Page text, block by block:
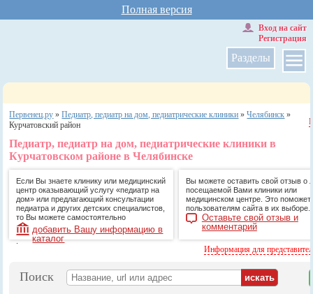
Полная версия
Разделы
Вход на сайт
Регистрация
Первенец.ру »Педиатр, педиатр на дом, педиатрические клиники »Челябинск »
Курчатовский район
Педиатр, педиатр на дом, педиатрические клиники в
Курчатовском районе в Челябинске
Если Вы знаете клинику или медицинский
центр оказывающий услугу «педиатр на
дом» или предлагающий консультации
педиатра и других детских специалистов,
то Вы можете самостоятельно
добавить Вашу информацию в
каталог
.
Вы можете оставить свой отзыв о
посещаемой Вами клиники или
медицинском центре. Это поможет
пользователям сайта в их выборе.
Оставьте свой отзыв и
комментарий
Информация для
Поиск